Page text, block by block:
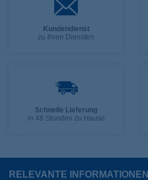
Kundendienst
zu Ihren Diensten
Schnelle Lieferung
in 48 Stunden zu Hause
RELEVANTE INFORMATIONEN